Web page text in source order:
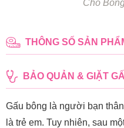
Chó
THÔNG SỐ SẢN
BẢO QUẢN & GIẶT
Gấu bông là người bạn
là trẻ em. Tuy nhiên, sau